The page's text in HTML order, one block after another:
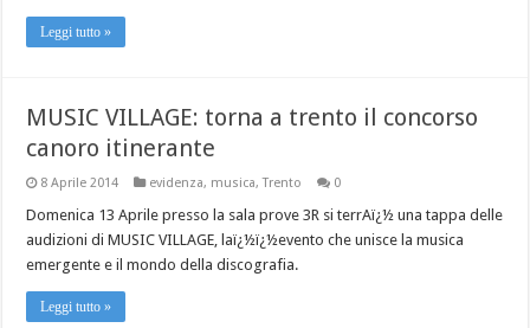
Leggi tutto »
MUSIC VILLAGE: torna a trento il concorso
canoro itinerante
8 Aprile 2014 evidenza, musica,Trento 0
Domenica 13 Aprile presso la sala prove 3R si terrAï¿½ una tappa delle
audizioni di MUSIC VILLAGE, laï¿½ï¿½evento che unisce la musica
emergente e il mondo della discografia.
Leggi tutto »